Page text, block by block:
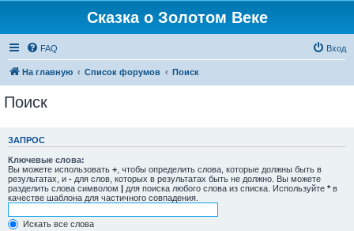
Сказка о Золотом Веке
FAQ Вход
На главную Список форумов Поиск
Поиск
ЗАПРОС
Ключевые слова:
Вы можете использовать + , чтобы определить слова, которые должны быть в
результатах, и - для слов, которых в результатах быть не должно. Вы можете
разделить слова символом | для поиска любого слова из списка. Используйте * в
качестве шаблона для частичного совпадения.
Искать все слова